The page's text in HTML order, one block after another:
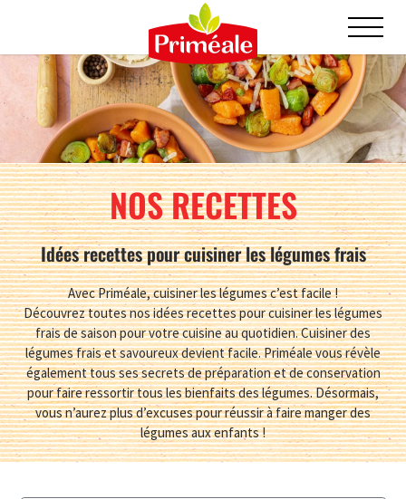
NOS RECETTES
Idées recettes pour cuisiner les légumes frais
Avec Priméale, cuisiner les légumes c’est facile !
Découvrez toutes nos idées recettes pour cuisiner les légumes
frais de saison pour votre cuisine au quotidien. Cuisiner des
légumes frais et savoureux devient facile. Priméale vous révèle
également tous ses secrets de préparation et de conservation
pour faire ressortir tous les bienfaits des légumes. Désormais,
vous n’aurez plus d’excuses pour réussir à faire manger des
légumes aux enfants !